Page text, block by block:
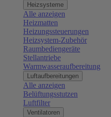
Heizsysteme
Alle anzeigen
Heizmatten
Heizungssteuerungen
Heizsystem-Zubehör
Raumbediengeräte
Stellantriebe
Warmwasseraufbereitung
Luftaufbereitungen
Alle anzeigen
Belüftungsstutzen
Luftfilter
Ventilatoren